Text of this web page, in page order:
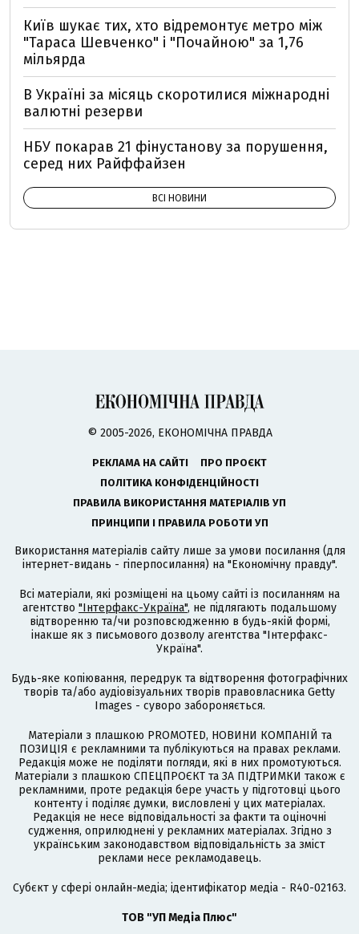
Київ шукає тих, хто відремонтує метро між
"Тараса Шевченко" і "Почайною" за 1,76
мільярда
В Україні за місяць скоротилися міжнародні
валютні резерви
НБУ покарав 21 фінустанову за порушення,
серед них Райффайзен
ВСІ НОВИНИ
© 2005-2026, ЕКОНОМІЧНА ПРАВДА
РЕКЛАМА НА САЙТІ
ПРО ПРОЄКТ
ПОЛІТИКА КОНФІДЕНЦІЙНОСТІ
ПРАВИЛА ВИКОРИСТАННЯ МАТЕРІАЛІВ УП
ПРИНЦИПИ І ПРАВИЛА РОБОТИ УП
Використання матеріалів сайту лише за умови посилання (для
інтернет-видань - гіперпосилання) на "Економічну правду".
Всі матеріали, які розміщені на цьому сайті із посиланням на
агентство "Інтерфакс-Україна", не підлягають подальшому
відтворенню та/чи розповсюдженню в будь-якій формі,
інакше як з письмового дозволу агентства "Інтерфакс-
Україна".
Будь-яке копіювання, передрук та відтворення фотографічних
творів та/або аудіовізуальних творів правовласника Getty
Images - суворо забороняється.
Матеріали з плашкою PROMOTED, НОВИНИ КОМПАНІЙ та
ПОЗИЦІЯ є рекламними та публікуються на правах реклами.
Редакція може не поділяти погляди, які в них промотуються.
Матеріали з плашкою СПЕЦПРОЄКТ та ЗА ПІДТРИМКИ також є
рекламними, проте редакція бере участь у підготовці цього
контенту і поділяє думки, висловлені у цих матеріалах.
Редакція не несе відповідальності за факти та оціночні
судження, оприлюднені у рекламних матеріалах. Згідно з
українським законодавством відповідальність за зміст
реклами несе рекламодавець.
Cубєкт у сфері онлайн-медіа; ідентифікатор медіа - R40-02163.
ТОВ "УП Медіа Плюс"